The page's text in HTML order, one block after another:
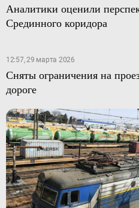
Аналитики оценили
Срединного коридора
12:57, 29 марта 2026
Сняты ограничения на
дороге